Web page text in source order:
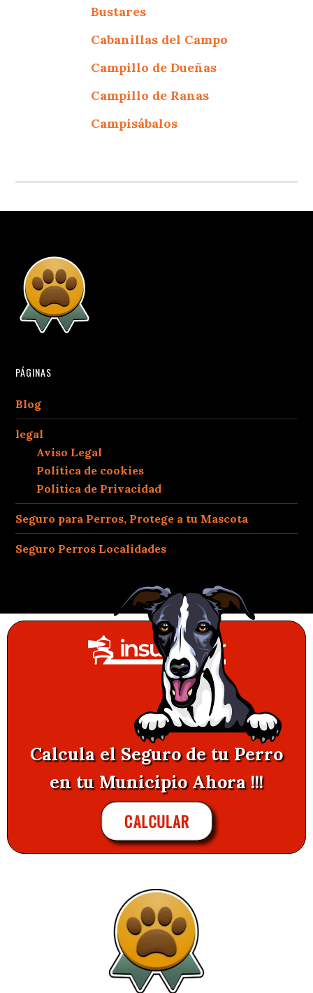
Bustares
Cabanillas del Campo
Campillo de Dueñas
Campillo de Ranas
Campisábalos
PÁGINAS
Blog
legal
Aviso Legal
Política de cookies
Política de Privacidad
Seguro para Perros, Protege a tu Mascota
Seguro Perros Localidades
Calcula el Seguro de tu Perro
en tu Municipio Ahora !!!
CALCULAR